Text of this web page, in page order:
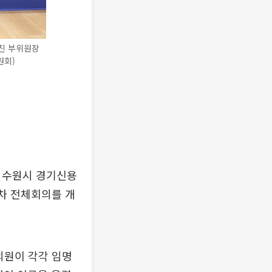
부위원장
회)
원시 경기신용
전체회의를 개
이 각각 임명